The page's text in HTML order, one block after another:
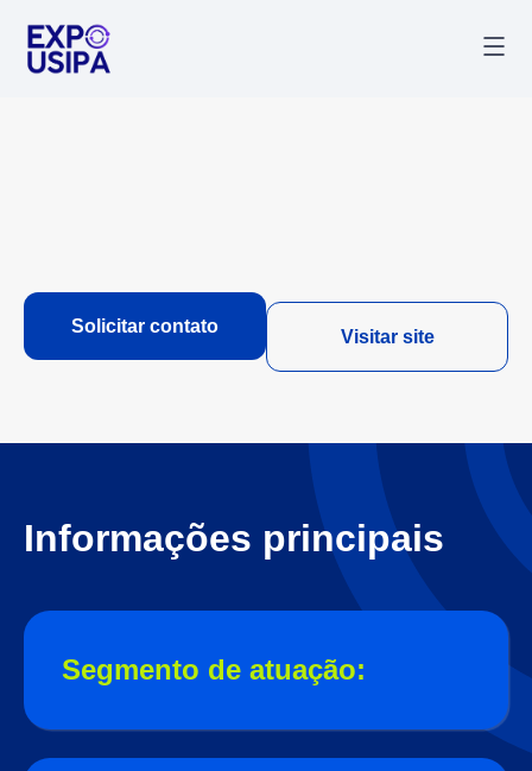
Solicitar contato
Visitar site
Informações principais
Segmento de atuação: